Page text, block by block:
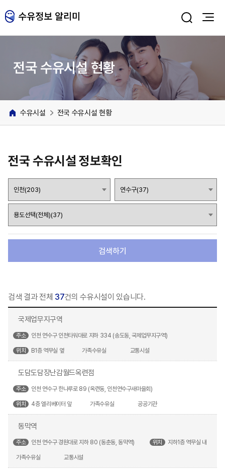
전국 수유시설 현황
수유시설 전국 수유시설 현황
전국 수유시설 정보확인
검색하기
검색 결과 전체 37건의 수유시설이 있습니다.
국제업무지구역
주소 인천 연수구 인천타워대로 지하 334 (송도동, 국제업무지구역)
위치 B1층 역무실 옆 가족수유실 교통시설
도담도담장난감월드옥련점
주소 인천 연수구 한나루로 89 (옥련동, 인천연수구새마을회)
위치 4층 엘리베이터 앞 가족수유실 공공기관
동막역
주소 인천 연수구 경원대로 지하 80 (동춘동, 동막역) 위치 지하1층 역무실 내
가족수유실 교통시설